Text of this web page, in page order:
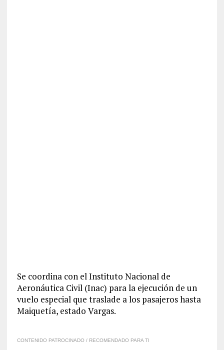
Se coordina con el Instituto Nacional de
Aeronáutica Civil (Inac) para la ejecución de un
vuelo especial que traslade a los pasajeros hasta
Maiquetía, estado Vargas.
CONTENIDO PATROCINADO / RECOMENDADO PARA TI